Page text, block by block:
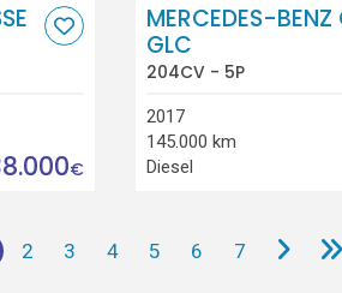
€
MERCEDES-BENZ
GLC
204CV - 5P
2017
145.000 km
Diesel
2 3 4 5 6 7